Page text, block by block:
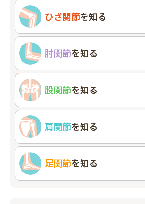
ひざ関節を知る
肘関節を知る
股関節を知る
肩関節を知る
足関節を知る